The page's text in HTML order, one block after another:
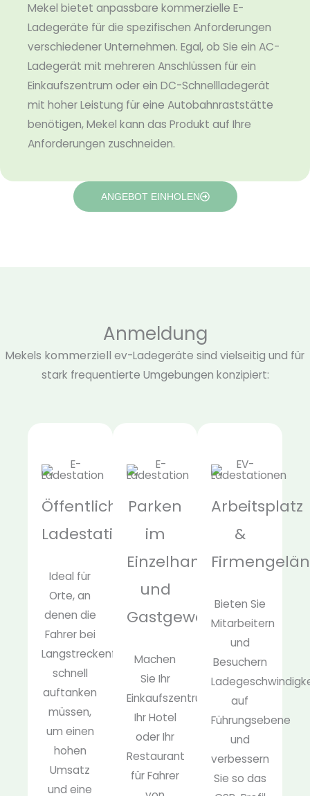
Mekel bietet anpassbare kommerzielle E-
Ladegeräte für die spezifischen Anforderungen
verschiedener Unternehmen. Egal, ob Sie ein AC-
Ladegerät mit mehreren Anschlüssen für ein
Einkaufszentrum oder ein DC-Schnellladegerät
mit hoher Leistung für eine Autobahnraststätte
benötigen, Mekel kann das Produkt auf Ihre
Anforderungen zuschneiden.
ANGEBOT EINHOLEN
Anmeldung
Mekels kommerziell ev-Ladegeräte sind vielseitig und für
stark frequentierte Umgebungen konzipiert:
Öffentliche
Ladestationen
Ideal für
Orte, an
denen die
Fahrer bei
Langstreckenfahrten
schnell
auftanken
müssen,
um einen
hohen
Umsatz
und eine
Parken
im
Einzelhandel
und
Gastgewerbe
Machen
Sie Ihr
Einkaufszentrum,
Ihr Hotel
oder Ihr
Restaurant
für Fahrer
Arbeitsplatz
&
Bieten Sie
Mitarbeitern
und
Besuchern
auf
Führungsebene
und
verbessern
Sie so das